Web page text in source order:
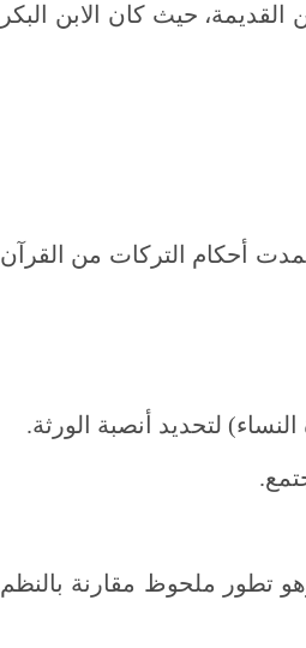
حيث كان الابن البكر
أحكام التركات من القرآن
لتحديد أنصبة الورثة.
تطور ملحوظ مقارنة بالنظم